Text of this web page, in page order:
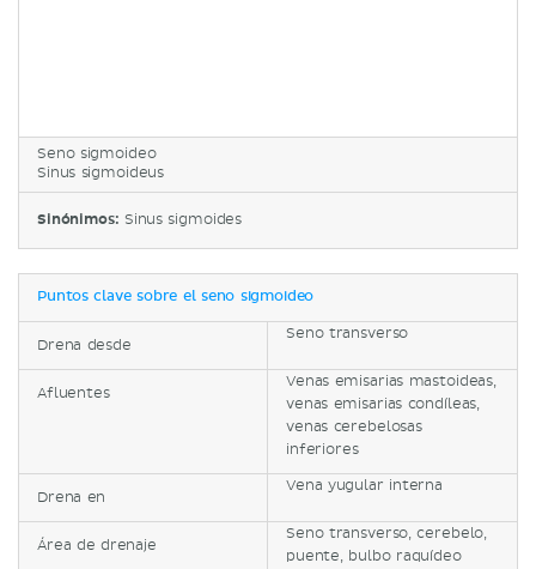
Seno sigmoideo
Sinus sigmoideus
Sinónimos: Sinus sigmoides
Puntos clave sobre el seno sigmoideo
Drena desde
Seno transverso
Afluentes
Venas emisarias mastoideas,
venas emisarias condíleas,
venas cerebelosas
inferiores
Drena en
Vena yugular interna
Área de drenaje
Seno transverso, cerebelo,
puente, bulbo raquídeo